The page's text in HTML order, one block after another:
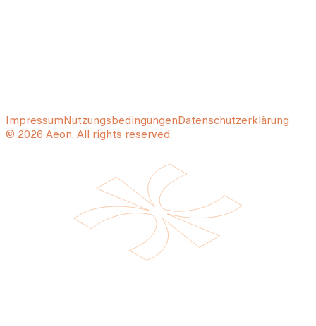
ImpressumNutzungsbedingungenDatenschutzerklärung
© 2026 Aeon. All rights reserved.